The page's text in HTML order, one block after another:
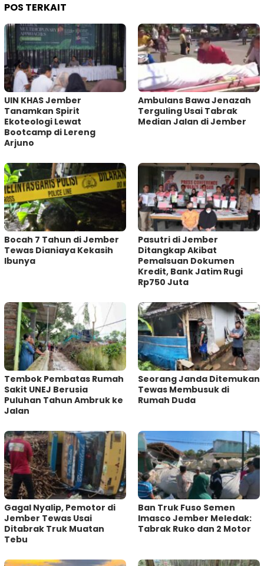
POS TERKAIT
UIN KHAS Jember
Tanamkan Spirit
Ekoteologi Lewat
Bootcamp di Lereng
Arjuno
Ambulans Bawa Jenazah
Terguling Usai Tabrak
Median Jalan di Jember
Bocah 7 Tahun di Jember
Tewas Dianiaya Kekasih
Ibunya
Pasutri di Jember
Ditangkap Akibat
Pemalsuan Dokumen
Kredit, Bank Jatim Rugi
Rp750 Juta
Tembok Pembatas Rumah
Sakit UNEJ Berusia
Puluhan Tahun Ambruk ke
Jalan
Seorang Janda Ditemukan
Tewas Membusuk di
Rumah Duda
Gagal Nyalip, Pemotor di
Jember Tewas Usai
Ditabrak Truk Muatan
Tebu
Ban Truk Fuso Semen
Imasco Jember Meledak:
Tabrak Ruko dan 2 Motor